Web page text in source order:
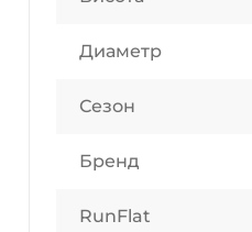
Диаметр
Сезон
Бренд
RunFlat